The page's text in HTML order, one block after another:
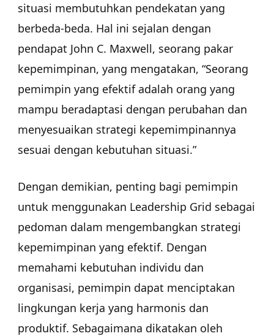
situasi membutuhkan pendekatan yang
berbeda-beda. Hal ini sejalan dengan
pendapat John C. Maxwell, seorang pakar
kepemimpinan, yang mengatakan, “Seorang
pemimpin yang efektif adalah orang yang
mampu beradaptasi dengan perubahan dan
menyesuaikan strategi kepemimpinannya
sesuai dengan kebutuhan situasi.”
Dengan demikian, penting bagi pemimpin
untuk menggunakan Leadership Grid sebagai
pedoman dalam mengembangkan strategi
kepemimpinan yang efektif. Dengan
memahami kebutuhan individu dan
organisasi, pemimpin dapat menciptakan
lingkungan kerja yang harmonis dan
produktif. Sebagaimana dikatakan oleh